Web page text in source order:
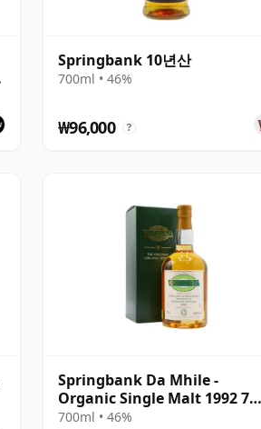
Springbank 10년산
700ml • 46%
₩96,000 ?
Springbank Da Mhile -
Organic Single Malt 1992 7년
산
700ml • 46%